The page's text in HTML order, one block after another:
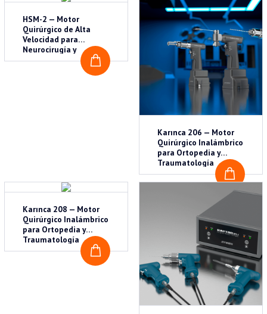
COTIZAR
HSM-2 — Motor
Quirúrgico de Alta
Velocidad para
Neurocirugía y
Columna
Karınca 206 — Motor
Quirúrgico Inalámbrico
para Ortopedia y
Traumatología
COTIZAR
Karınca 208 — Motor
Quirúrgico Inalámbrico
para Ortopedia y
Traumatología